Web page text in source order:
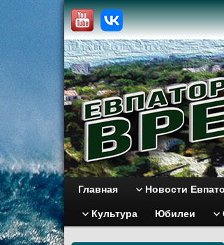
Главная Новости
Культура Юбилеи